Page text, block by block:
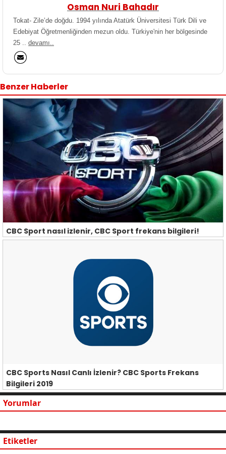
Osman Nuri Bahadır
Tokat- Zile’de doğdu. 1994 yılında Atatürk Üniversitesi Türk Dili ve
Edebiyat Öğretmenliğinden mezun oldu. Türkiye'nin her bölgesinde
25 .. devamı..
Benzer Haberler
CBC Sport nasıl izlenir, CBC Sport frekans bilgileri!
CBC Sports Nasıl Canlı İzlenir? CBC Sports Frekans
Bilgileri 2019
Yorumlar
Etiketler